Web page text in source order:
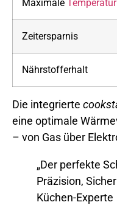
Maximale Temperatur
Zeitersparnis
Nährstofferhalt
Die integrierte
eine optimale
– von Gas über
„Der perfekte
Präzision,
Küchen-Experte